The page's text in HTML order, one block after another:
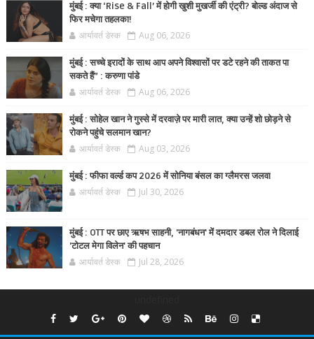
मुंबई : क्या ‘Rise & Fall’ में होगी खुशी मुखर्जी की एंट्री? बोल्ड अंदाज से
फिर मचेगा तहलका!
आर्यावर्त डेस्क Aug 06, 2026
मुंबई : सच्चे इरादों के साथ आप अपने विश्वासों पर डटे रहने की ताकत पा
सकते हैं” : करुणा पांडे
आर्यावर्त डेस्क Aug 06, 2026
मुंबई : सोहेल खान ने गुस्से में दरवाज़े पर मारी लात, क्या उन्हें शो छोड़ने से
रोकने पहुंचे सलमान खान?
आर्यावर्त डेस्क Aug 03, 2026
मुंबई : फीफा वर्ल्ड कप 2026 में सोनिया बंसल का ग्लैमरस जलवा
आर्यावर्त डेस्क Jul 30, 2026
मुंबई : OTT पर छाए ऋषभ साहनी, 'नागबंधन' में दमदार डबल रोल ने दिलाई
'टोटल मेगा विलेन' की पहचान
आर्यावर्त डेस्क Jul 28, 2026